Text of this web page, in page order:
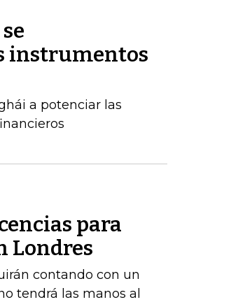
instrumentos
a potenciar las
para
Londres
contando con un
tendrá las manos al